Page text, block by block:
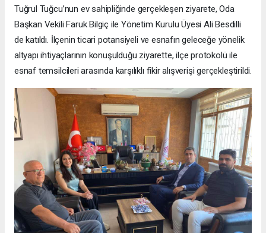
Tuğrul Tuğcu’nun ev sahipliğinde gerçekleşen ziyarete, Oda
Başkan Vekili Faruk Bilgiç ile Yönetim Kurulu Üyesi Ali Besdilli
de katıldı. İlçenin ticari potansiyeli ve esnafın geleceğe yönelik
altyapı ihtiyaçlarının konuşulduğu ziyarette, ilçe protokolü ile
esnaf temsilcileri arasında karşılıklı fikir alışverişi gerçekleştirildi.